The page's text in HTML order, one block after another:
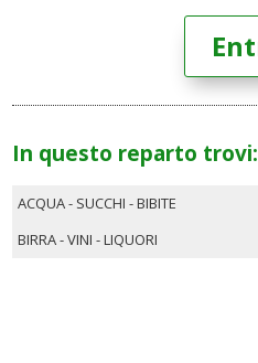
In questo reparto trovi:
ACQUA - SUCCHI - BIBITE
BIRRA - VINI - LIQUORI